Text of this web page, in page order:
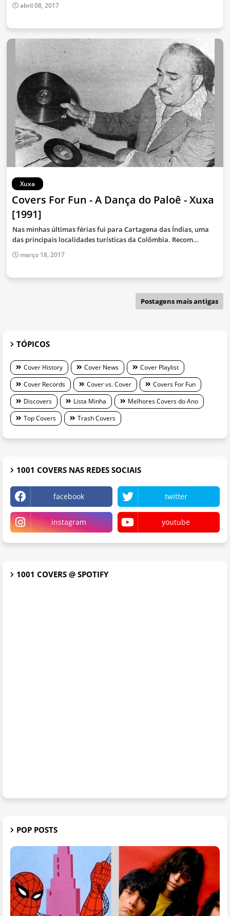
abril 08, 2017
Xuxa
Covers For Fun - A Dança do Paloê - Xuxa
[1991]
Nas minhas últimas férias fui para Cartagena das Índias, uma
das principais localidades turísticas da Colômbia. Recom…
março 18, 2017
Postagens mais antigas
TÓPICOS
Cover History Cover News
Cover Playlist
Cover Records
Cover vs. Cover
Covers For Fun
Discovers
Lista Minha
Melhores Covers do Ano
Top Covers
Trash Covers
1001 COVERS NAS REDES SOCIAIS
facebook twitter
instagram youtube
1001 COVERS @ SPOTIFY
POP POSTS